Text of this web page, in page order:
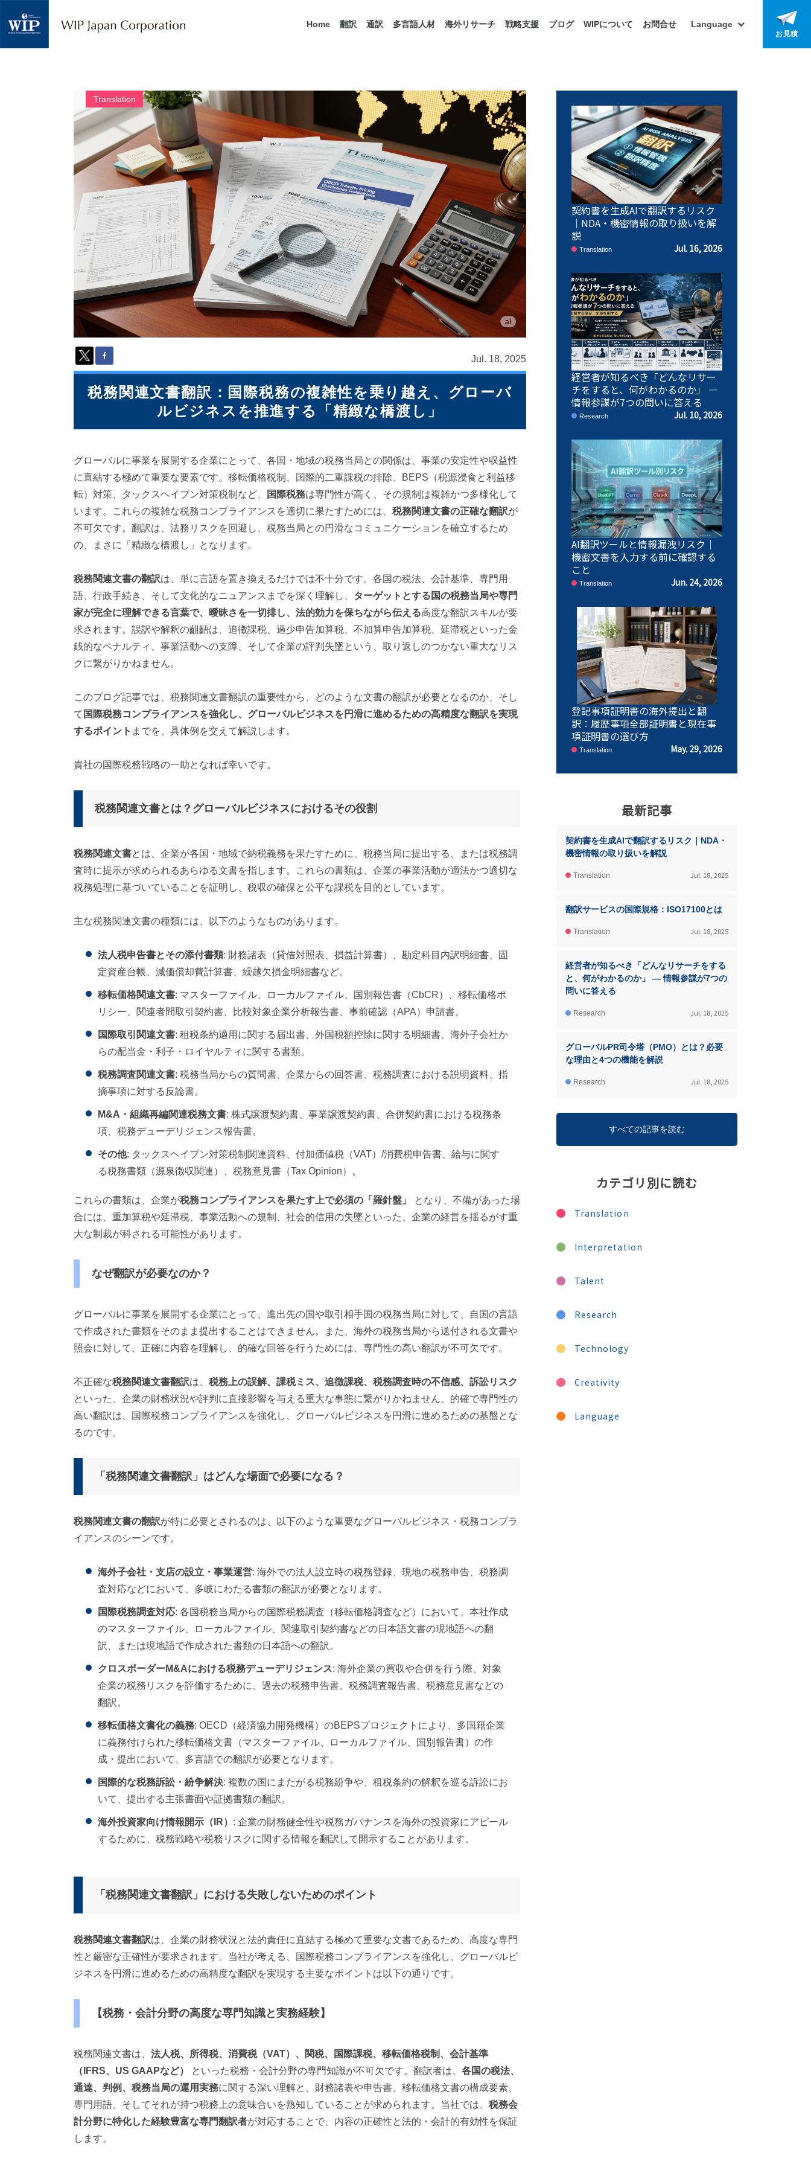
P
｜
翻
通
訳
・
海
外
調
査
・
人
材
派
遣
の
多
言
語
ビ
ス
（
1
語
・
2
1
0
カ
対
）
Home 翻訳 通訳 多言語人材 海外リサーチ 戦略支援 ブログ WIPについて お問合せ Language
お見積
Translation
Jul. 18, 2025
税務関連文書翻訳：国際税務の複雑性を乗り越え、グローバ
ルビジネスを推進する「精緻な橋渡し」
グローバルに事業を展開する企業にとって、各国・地域の税務当局との関係は、事業の安定性や収益性
に直結する極めて重要な要素です。移転価格税制、国際的二重課税の排除、BEPS（税源浸食と利益移
転）対策、タックスヘイブン対策税制など、
国際税務は専門性が高く、その規制は複雑かつ多様化して
います。これらの複雑な税務コンプライアンスを適切に果たすためには、 税務関連文書の正確な翻訳が
不可欠です。翻訳は、法務リスクを回避し、税務当局との円滑なコミュニケーションを確立するため
の、まさに「精緻な橋渡し」となります。
税務関連文書の翻訳は、単に言語を置き換えるだけでは不十分です。各国の税法、会計基準、専門用
語、行政手続き、そして文化的なニュアンスまでを深く理解し、 ターゲットとする国の税務当局や専門
家が完全に理解できる言葉で、曖昧さを一切排し、法的効力を保ちながら伝える高度な翻訳スキルが要
求されます。誤訳や解釈の齟齬は、追徴課税、過少申告加算税、不加算申告加算税、延滞税といった金
銭的なペナルティ、事業活動への支障、そして企業の評判失墜という、取り返しのつかない重大なリス
クに繋がりかねません。
このブログ記事では、税務関連文書翻訳の重要性から、どのような文書の翻訳が必要となるのか、そし
て 国際税務コンプライアンスを強化し、グローバルビジネスを円滑に進めるための高精度な翻訳を実現
するポイント までを、具体例を交えて解説します。
貴社の国際税務戦略の一助となれば幸いです。
税務関連文書とは？グローバルビジネスにおけるその役割
税務関連文書とは、企業が各国・地域で納税義務を果たすために、税務当局に提出する、または税務調
査時に提示が求められるあらゆる文書を指します。これらの書類は、企業の事業活動が適法かつ適切な
税務処理に基づいていることを証明し、税収の確保と公平な課税を目的としています。
主な税務関連文書の種類には、以下のようなものがあります。
法人税申告書とその添付書類: 財務諸表（貸借対照表、損益計算書）、勘定科目内訳明細書、固
定資産台帳、減価償却費計算書、繰越欠損金明細書など。
移転価格関連文書: マスターファイル、ローカルファイル、国別報告書（CbCR）、移転価格ポ
リシー、関連者間取引契約書、比較対象企業分析報告書、事前確認（APA）申請書。
国際取引関連文書: 租税条約適用に関する届出書、外国税額控除に関する明細書、海外子会社か
らの配当金・利子・ロイヤルティに関する書類。
税務調査関連文書: 税務当局からの質問書、企業からの回答書、税務調査における説明資料、指
摘事項に対する反論書。
M&A・組織再編関連税務文書: 株式譲渡契約書、事業譲渡契約書、合併契約書における税務条
項、税務デューデリジェンス報告書。
その他: タックスヘイブン対策税制関連資料、付加価値税（VAT）/消費税申告書、給与に関す
る税務書類（源泉徴収関連）、税務意見書（Tax Opinion）。
これらの書類は、企業が税務コンプライアンスを果たす上で必須の「羅針盤」
となり、不備があった場
合には、重加算税や延滞税、事業活動への規制、社会的信用の失墜といった、企業の経営を揺るがす重
大な制裁が科される可能性があります。
なぜ翻訳が必要なのか？
グローバルに事業を展開する企業にとって、進出先の国や取引相手国の税務当局に対して、自国の言語
で作成された書類をそのまま提出することはできません。また、海外の税務当局から送付される文書や
照会に対して、正確に内容を理解し、的確な回答を行うためには、専門性の高い翻訳が不可欠です。
不正確な税務関連文書翻訳は、 税務上の誤解、課税ミス、追徴課税、税務調査時の不信感、訴訟リスク
といった、企業の財務状況や評判に直接影響を与える重大な事態に繋がりかねません。的確で専門性の
高い翻訳は、国際税務コンプライアンスを強化し、グローバルビジネスを円滑に進めるための基盤とな
るのです。
「税務関連文書翻訳」はどんな場面で必要になる？
税務関連文書の翻訳が特に必要とされるのは、以下のような重要なグローバルビジネス・税務コンプラ
イアンスのシーンです。
海外子会社・支店の設立・事業運営: 海外での法人設立時の税務登録、現地の税務申告、税務調
査対応などにおいて、多岐にわたる書類の翻訳が必要となります。
国際税務調査対応: 各国税務当局からの国際税務調査（移転価格調査など）において、本社作成
のマスターファイル、ローカルファイル、関連取引契約書などの日本語文書の現地語への翻
訳、または現地語で作成された書類の日本語への翻訳。
クロスボーダーM&Aにおける税務デューデリジェンス: 海外企業の買収や合併を行う際、対象
企業の税務リスクを評価するために、過去の税務申告書、税務調査報告書、税務意見書などの
翻訳。
移転価格文書化の義務: OECD（経済協力開発機構）のBEPSプロジェクトにより、多国籍企業
に義務付けられた移転価格文書（マスターファイル、ローカルファイル、国別報告書）の作
成・提出において、多言語での翻訳が必要となります。
国際的な税務訴訟・紛争解決: 複数の国にまたがる税務紛争や、租税条約の解釈を巡る訴訟にお
いて、提出する主張書面や証拠書類の翻訳。
海外投資家向け情報開示（IR） : 企業の財務健全性や税務ガバナンスを海外の投資家にアピール
するために、税務戦略や税務リスクに関する情報を翻訳して開示することがあります。
「税務関連文書翻訳」における失敗しないためのポイント
税務関連文書翻訳は、企業の財務状況と法的責任に直結する極めて重要な文書であるため、高度な専門
性と厳密な正確性が要求されます。当社が考える、国際税務コンプライアンスを強化し、グローバルビ
ジネスを円滑に進めるための高精度な翻訳を実現する主要なポイントは以下の通りです。
【税務・会計分野の高度な専門知識と実務経験】
税務関連文書は、 法人税、所得税、消費税（VAT）、関税、国際課税、移転価格税制、会計基準
（IFRS、US GAAPなど）
といった税務・会計分野の専門知識が不可欠です。翻訳者は、 各国の税法、
通達、判例、税務当局の運用実務に関する深い理解と、財務諸表や申告書、移転価格文書の構成要素、
専門用語、そしてそれが持つ税務上の意味合いを熟知していることが求められます。当社では、 税務会
計分野に特化した経験豊富な専門翻訳者が対応することで、内容の正確性と法的・会計的有効性を保証
します。
契約書を生成AIで翻訳するリスク
｜NDA・機密情報の取り扱いを解
説
Translation Jul. 16, 2026
経営者が知るべき「どんなリサー
チをすると、何がわかるのか」 ―
情報参謀が7つの問いに答える
Research Jul. 10, 2026
AI翻訳ツールと情報漏洩リスク｜
機密文書を入力する前に確認する
こと
Translation Jun. 24, 2026
登記事項証明書の海外提出と翻
訳：履歴事項全部証明書と現在事
項証明書の選び方
Translation May. 29, 2026
最新記事
契約書を生成AIで翻訳するリスク｜NDA・
機密情報の取り扱いを解説
Translation Jul. 18, 2025
翻訳サービスの国際規格：ISO17100とは
Translation Jul. 18, 2025
経営者が知るべき「どんなリサーチをする
と、何がわかるのか」 ― 情報参謀が7つの
問いに答える
Research Jul. 18, 2025
グローバルPR司令塔（PMO）とは？必要
な理由と4つの機能を解説
Research Jul. 18, 2025
すべての記事を読む
カテゴリ別に読む
Translation
Interpretation
Talent
Research
Technology
Creativity
Language